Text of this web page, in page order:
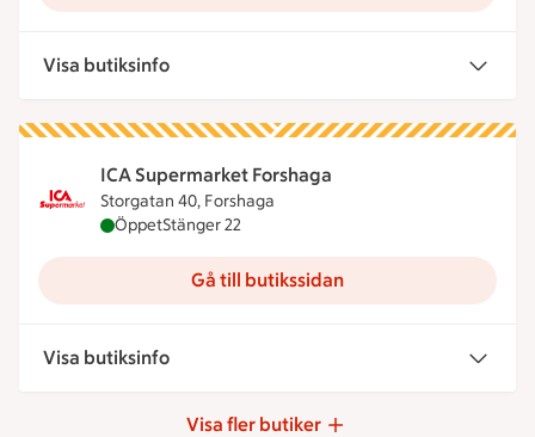
Visa butiksinfo
ICA Supermarket Forshaga
Storgatan 40, Forshaga
ICA Supermarket Forshaga är öppen nu, stänger
ÖppetStänger 22
Gå till butikssidan
Visa butiksinfo
Visa fler butiker